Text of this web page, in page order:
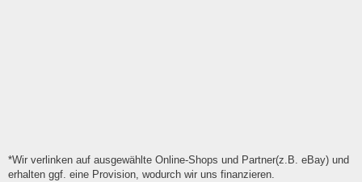
*Wir verlinken auf ausgewählte Online-Shops und Partner(z.B. eBay) und
erhalten ggf. eine Provision, wodurch wir uns finanzieren.